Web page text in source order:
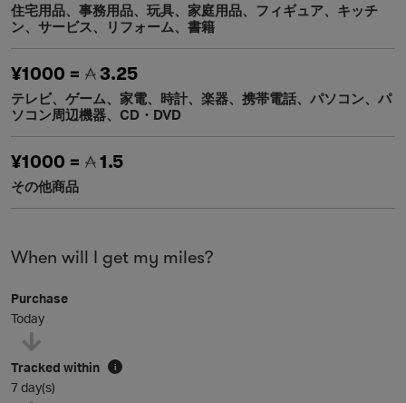
住宅用品、事務用品、玩具、家庭用品、フィギュア、キッチ
ン、サービス、リフォーム、書籍
¥1000 = 3.25
テレビ、ゲーム、家電、時計、楽器、携帯電話、パソコン、パ
ソコン周辺機器、CD・DVD
¥1000 = 1.5
その他商品
When will I get my miles?
Purchase
Today
Tracked within i
7 day(s)